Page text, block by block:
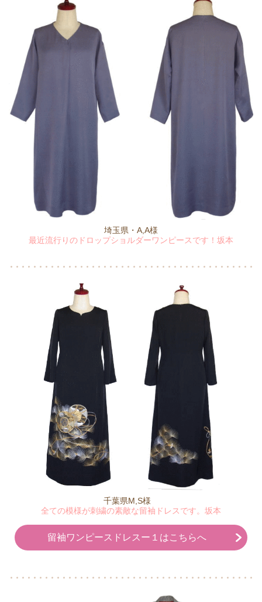
埼玉県・A,A様
最近流行りのドロップショルダーワンピースです！坂本
千葉県M,S様
全ての模様が刺繍の素敵な留袖ドレスです。坂本
留袖ワンピースドレスー１はこちらへ